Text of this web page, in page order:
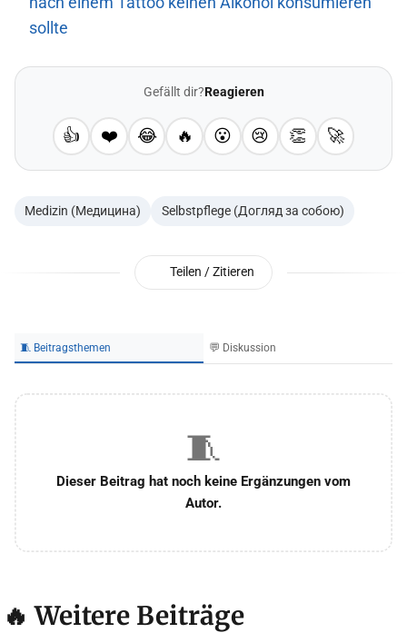
sollte
Gefällt dir?Reagieren
👍 ❤️ 😂 🔥 😮 😢 👏 🚀
Medizin (Медицина) Selbstpflege (Догляд за собою)
Teilen / Zitieren
🧵 Beitragsthemen 💬 Diskussion
🧵
Dieser Beitrag hat noch keine Ergänzungen vom
Autor.
🔥 Weitere Beiträge